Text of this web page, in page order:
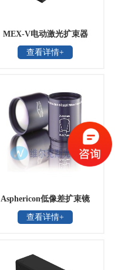
MEX-V电动激光扩束器
查看详情+
Asphericon低像差扩束镜
查看详情+